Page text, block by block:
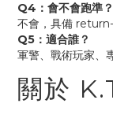
Q4：會不會跑準？
不會，具備
Q5：適合誰？
軍警、戰術玩家、
關於